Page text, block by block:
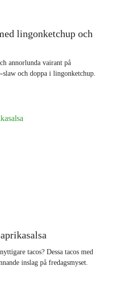
lingonketchup och
annorlunda vairant på
och doppa i lingonketchup.
tacos? Dessa tacos med
inslag på fredagsmyset.